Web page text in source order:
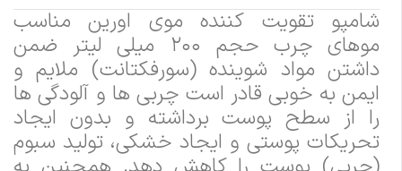
شامپو تقویت کننده موی اورین مناسب
موهای چرب حجم ۲۰۰ میلی لیتر ضمن
داشتن مواد شوینده (سورفکتانت) ملایم و
ایمن به خوبی قادر است چربی ها و آلودگی ها
را از سطح پوست برداشته و بدون ایجاد
تحریکات پوستی و ایجاد خشکی، تولید سبوم